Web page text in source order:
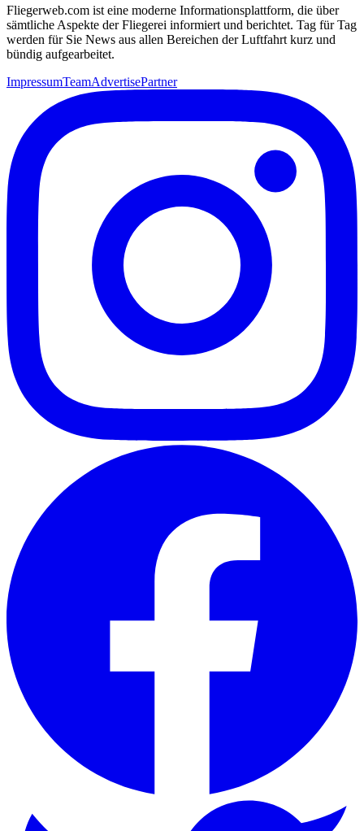
Fliegerweb.com ist eine moderne Informationsplattform, die über
sämtliche Aspekte der Fliegerei informiert und berichtet. Tag für Tag
werden für Sie News aus allen Bereichen der Luftfahrt kurz und
bündig aufgearbeitet.
ImpressumTeamAdvertisePartner